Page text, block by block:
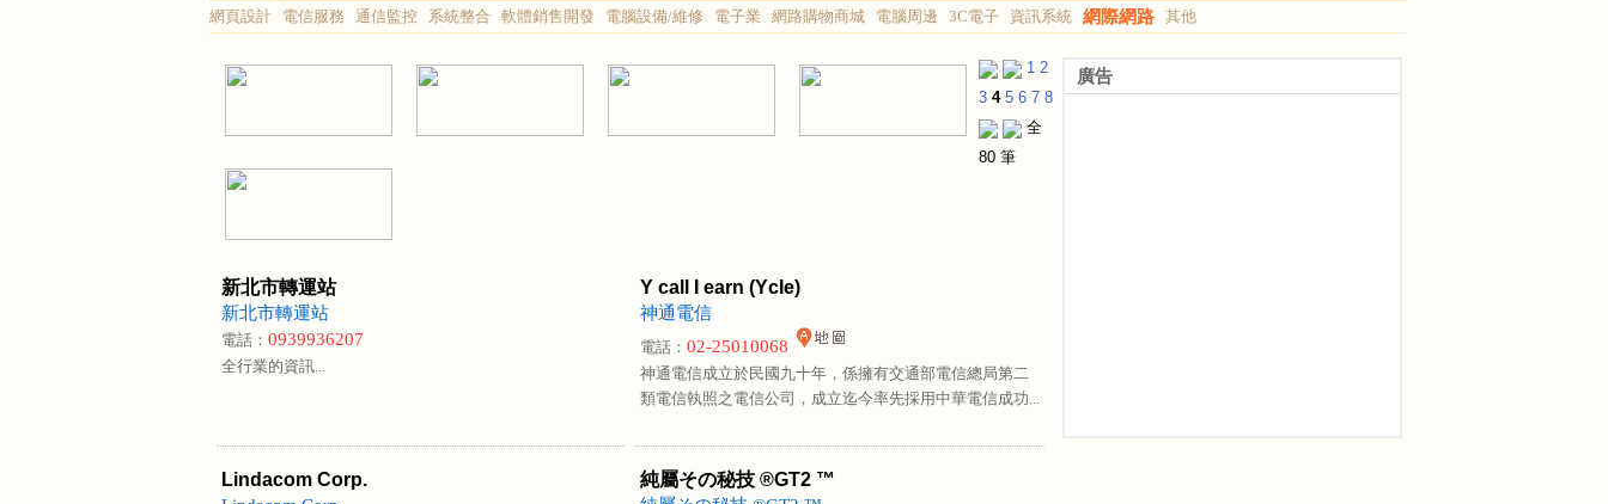
網頁設計 電信服務 通信監控 系統整合 軟體銷售開發 電腦設備/維修 電子業 網路購物商城 電腦周邊 3C電子 資訊系統 網際網路 其他
新北市轉運站
新北市轉運站
電話： 0939936207
全行業的資訊...
Y call I earn (YcIe)
神通電信
電話： 02-25010068
神通電信成立於民國九十年，係擁有交通部電信總局第二
類電信執照之電信公司，成立迄今率先採用中華電信成功...
Lindacom Corp. 純屬その秘技 ®GT2 ™
1 2
3 4 5 6 7 8
全
80 筆
廣告